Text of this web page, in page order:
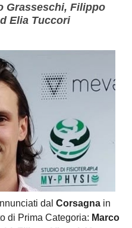
Grasseschi, Filippo
Elia Tuccori
dal Corsagna in
di Prima Categoria: Marco